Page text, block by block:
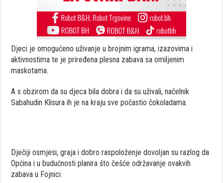
Djeci je omogućeno uživanje u brojnim igrama, izazovima i
aktivnostima te je priređena plesna zabava sa omiljenim
maskotama.
A s obzirom da su djeca bila dobra i da su uživali, načelnik
Sabahudin Klisura ih je na kraju sve počastio čokoladama.
Dječiji osmjesi, graja i dobro raspoloženje dovoljan su razlog da
Općina i u budućnosti planira što češće održavanje ovakvih
zabava u Fojnici.